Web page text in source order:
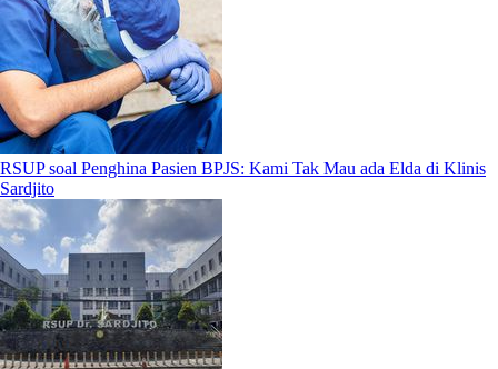
RSUP soal Penghina Pasien BPJS: Kami Tak Mau ada Elda di Klinis
Sardjito